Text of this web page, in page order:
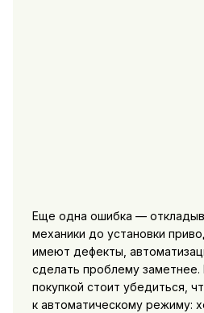
Еще одна ошибка —
механики до установки
имеют дефекты,
сделать проблему
покупкой стоит убедиться,
к автоматическому режиму: